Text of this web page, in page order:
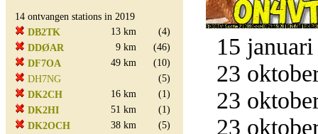
14 ontvangen stations in 2019
DB2TK
13 km
(4)
DDØAR
9 km
(46)
DF7OA
49 km
(10)
DH7NG
(5)
DK2CH
16 km
(1)
DK2HI
51 km
(1)
DK2OCH
38 km
(5)
15
23
23
23